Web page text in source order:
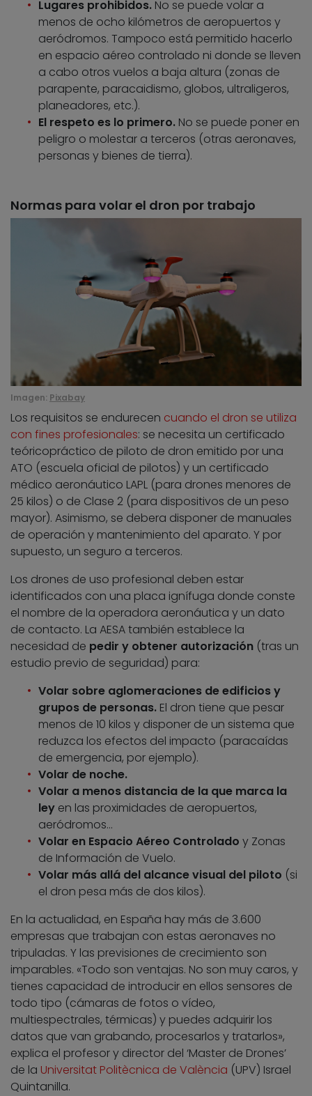
Lugares prohibidos. No se puede volar a
menos de ocho kilómetros de aeropuertos y
aeródromos. Tampoco está permitido hacerlo
en espacio aéreo controlado ni donde se lleven
a cabo otros vuelos a baja altura (zonas de
parapente, paracaidismo, globos, ultraligeros,
planeadores, etc.).
El respeto es lo primero. No se puede poner en
peligro o molestar a terceros (otras aeronaves,
personas y bienes de tierra).
Normas para volar el dron por trabajo
Imagen: Pixabay
Los requisitos se endurecen cuando el dron se utiliza
con fines profesionales: se necesita un certificado
teóricopráctico de piloto de dron emitido por una
ATO (escuela oficial de pilotos) y un certificado
médico aeronáutico LAPL (para drones menores de
25 kilos) o de Clase 2 (para dispositivos de un peso
mayor). Asimismo, se debera disponer de manuales
de operación y mantenimiento del aparato. Y por
supuesto, un seguro a terceros.
Los drones de uso profesional deben estar
identificados con una placa ignífuga donde conste
el nombre de la operadora aeronáutica y un dato
de contacto. La AESA también establece la
necesidad de pedir y obtener autorización (tras un
estudio previo de seguridad) para:
Volar sobre aglomeraciones de edificios y
grupos de personas. El dron tiene que pesar
menos de 10 kilos y disponer de un sistema que
reduzca los efectos del impacto (paracaídas
de emergencia, por ejemplo).
Volar de noche.
Volar a menos distancia de la que marca la
ley en las proximidades de aeropuertos,
aeródromos…
Volar en Espacio Aéreo Controlado y Zonas
de Información de Vuelo.
Volar más allá del alcance visual del piloto (si
el dron pesa más de dos kilos).
En la actualidad, en España hay más de 3.600
empresas que trabajan con estas aeronaves no
tripuladas. Y las previsiones de crecimiento son
imparables. «Todo son ventajas. No son muy caros, y
tienes capacidad de introducir en ellos sensores de
todo tipo (cámaras de fotos o vídeo,
multiespectrales, térmicas) y puedes adquirir los
datos que van grabando, procesarlos y tratarlos»,
explica el profesor y director del ‘Master de Drones’
de la Universitat Politècnica de València (UPV) Israel
Quintanilla.